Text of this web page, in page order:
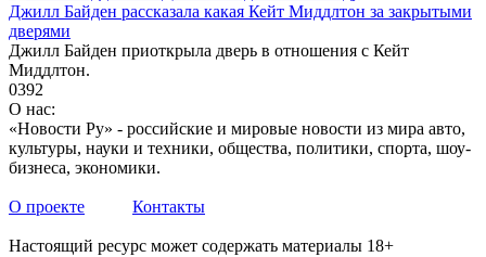
Джилл Байден рассказала какая Кейт Миддлтон за закрытыми
дверями
Джилл Байден приоткрыла дверь в отношения с Кейт
Миддлтон.
0392
О нас:
«Новости Ру» - российские и мировые новости из мира авто,
культуры, науки и техники, общества, политики, спорта, шоу-
бизнеса, экономики.
О проекте Контакты
Настоящий ресурс может содержать материалы 18+